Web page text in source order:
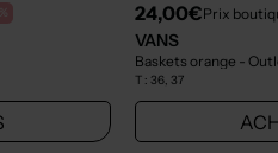
24,00€Prix
VANS
Baskets orange -
T : 36, 37